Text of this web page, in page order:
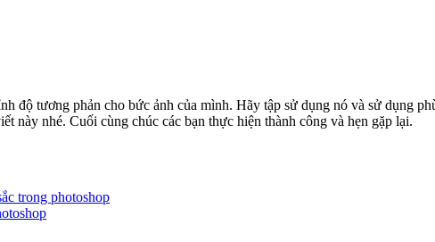
độ tương phản cho bức ảnh của mình. Hãy tập sử dụng nó và sử dụng
này nhé. Cuối cùng chúc các bạn thực hiện thành công và hẹn gặp lại.
trong photoshop